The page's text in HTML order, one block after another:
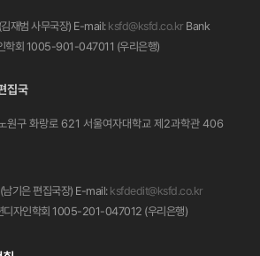
재범 사무국장) E-mail: ksfd@ksfd.co.kr Bank
학회 1005-901-047011 (우리은행)
집국
원구 화랑로 621 서울여자대학교 제2과학관 406
기은 편집국장) E-mail: ksfdedit@ksfd.co.kr
디자인학회 1005-201-047012 (우리은행)